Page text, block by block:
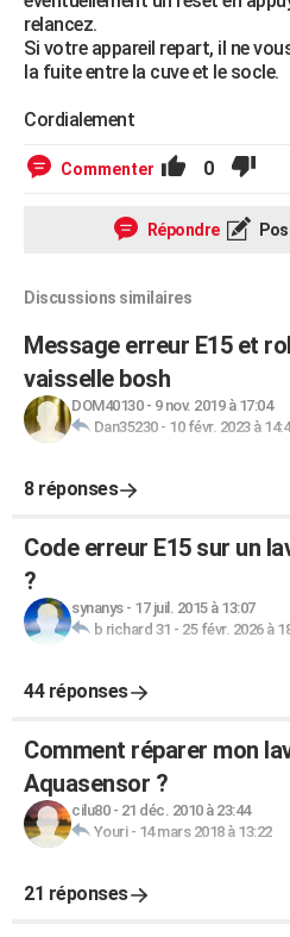
relancez.
Si votre appareil repart, il ne
la fuite entre la cuve et le socle.
Cordialement
Commenter 0
Répondre
Discussions similaires
Message erreur E15 et
vaisselle bosh
DOM40130- 9 nov. 2019 à 17:04
Dan35230- 10 févr. 2023 à
8 réponses
Code erreur E15 sur un
?
synanys- 17 juil. 2015 à 13:07
b richard 31 - 25 févr. 2026 à
44 réponses
Comment réparer mon
Aquasensor ?
cilu80- 21 déc. 2010 à 23:44
Youri- 14 mars 2018 à 13:22
21 réponses